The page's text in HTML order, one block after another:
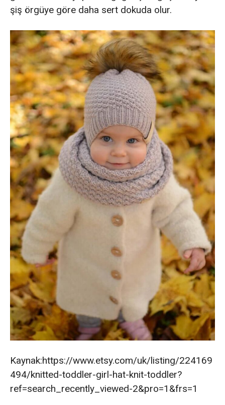
şiş örgüye göre daha sert dokuda olur.
Kaynak:https://www.etsy.com/uk/listing/224169
494/knitted-toddler-girl-hat-knit-toddler?
ref=search_recently_viewed-2&pro=1&frs=1